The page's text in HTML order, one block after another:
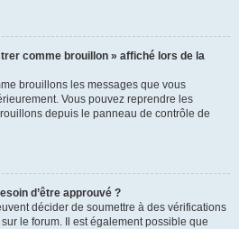
comme brouillon » affiché lors de la
brouillons les messages que vous
Vous pouvez reprendre les
depuis le panneau de contrôle de
d’être approuvé ?
décider de soumettre à des vérifications
le forum. Il est également possible que